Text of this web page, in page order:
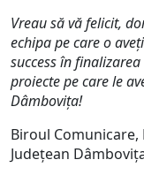
Vreau să vă felicit,
echipa pe care o
success în
proiecte pe care le
Dâmbovița!
Biroul Comunicare,
Județean